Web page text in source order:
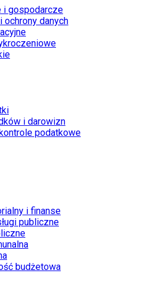
i gospodarcze
ochrony danych
i darowizn
podatkowe
i finanse
publiczne
budżetowa